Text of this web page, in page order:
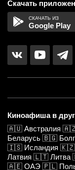
Скачать
Google Play
Киноафиша в
🇦🇺 Австралия
Беларусь 🇧🇬
🇮🇸 Исландия 🇰🇿
Латвия 🇱🇹 Литва
🇦🇪 ОАЭ 🇵🇱